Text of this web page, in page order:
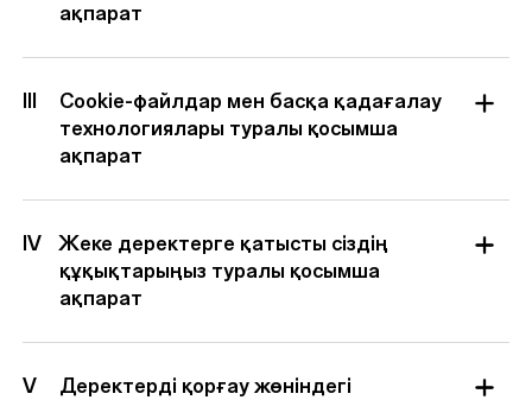
ақпарат
Cookie-файлдар мен басқа қадағалау
технологиялары туралы қосымша
ақпарат
IV
Жеке деректерге қатысты сіздің
құқықтарыңыз туралы қосымша
ақпарат
V
Деректерді қорғау жөніндегі